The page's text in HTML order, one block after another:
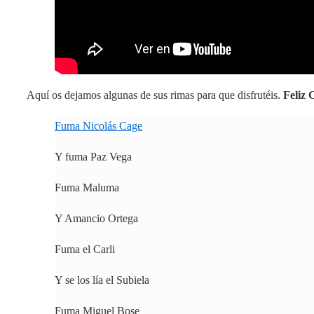
Aquí os dejamos algunas de sus rimas para que disfrutéis. Feliz
Fuma Nicolás Cage
Y fuma Paz Vega
Fuma Maluma
Y Amancio Ortega
Fuma el Carli
Y se los lía el Subiela
Fuma Miguel Bose